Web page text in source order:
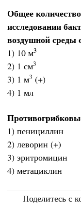
Общее
исследовании
воздушной среды
1) 10 м3
2) 1 см3
3) 1 м3 (+)
4) 1 мл
1) пенициллин
2) леворин (+)
3) эритромицин
4) метациклин
Поделитесь с